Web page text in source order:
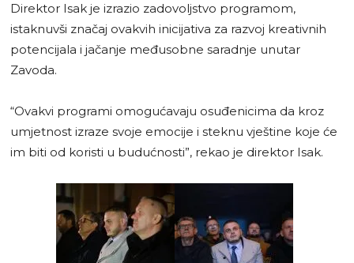
Direktor Isak je izrazio zadovoljstvo programom,
istaknuvši značaj ovakvih inicijativa za razvoj kreativnih
potencijala i jačanje međusobne saradnje unutar
Zavoda.
“Ovakvi programi omogućavaju osuđenicima da kroz
umjetnost izraze svoje emocije i steknu vještine koje će
im biti od koristi u budućnosti”, rekao je direktor Isak.